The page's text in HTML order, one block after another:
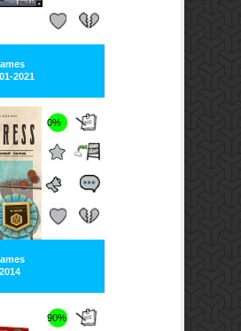
2021
0%
90%